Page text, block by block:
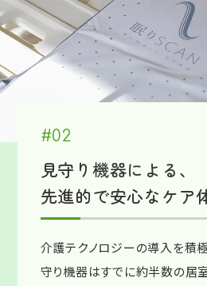
#02
見守り機器による、
先進的で安心なケア
介護テクノロジーの導入を積
守り機器はすでに約半数の居